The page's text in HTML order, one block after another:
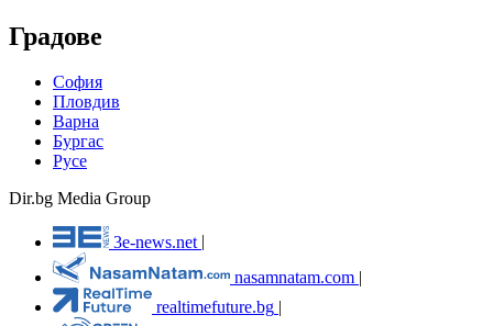
Градове
София
Пловдив
Варна
Бургас
Русе
Dir.bg Media Group
3e-news.net
nasamnatam.com |
realtimefuture.bg |